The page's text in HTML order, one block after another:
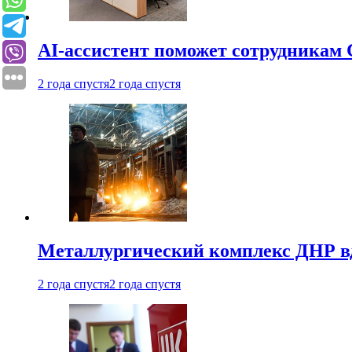
AI-ассистент поможет сотрудникам
2 года спустя2 года спустя
Металлургический комплекс ДНР
2 года спустя2 года спустя